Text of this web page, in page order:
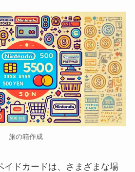
旅の箱作成
イドカードは、さまざまな場